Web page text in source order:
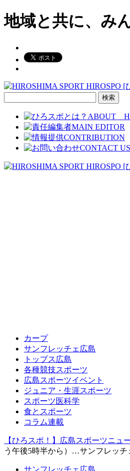
地域と共に、み
カープ
サンフレッチェ広島
トップス広島
各種競技スポーツ
広島スポーツイベント
ジュニア・生涯スポーツ
スポーツ医科学
食とスポーツ
コラム連載
【ひろスポ！】広島スポーツニュ
う午後5時半から）…サンフレッチ
サンフレッチェ広島